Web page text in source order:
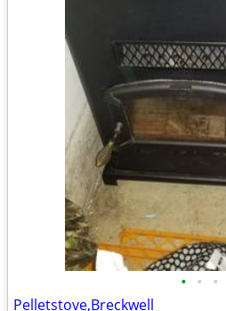
• • •
Pelletstove,Breckwell